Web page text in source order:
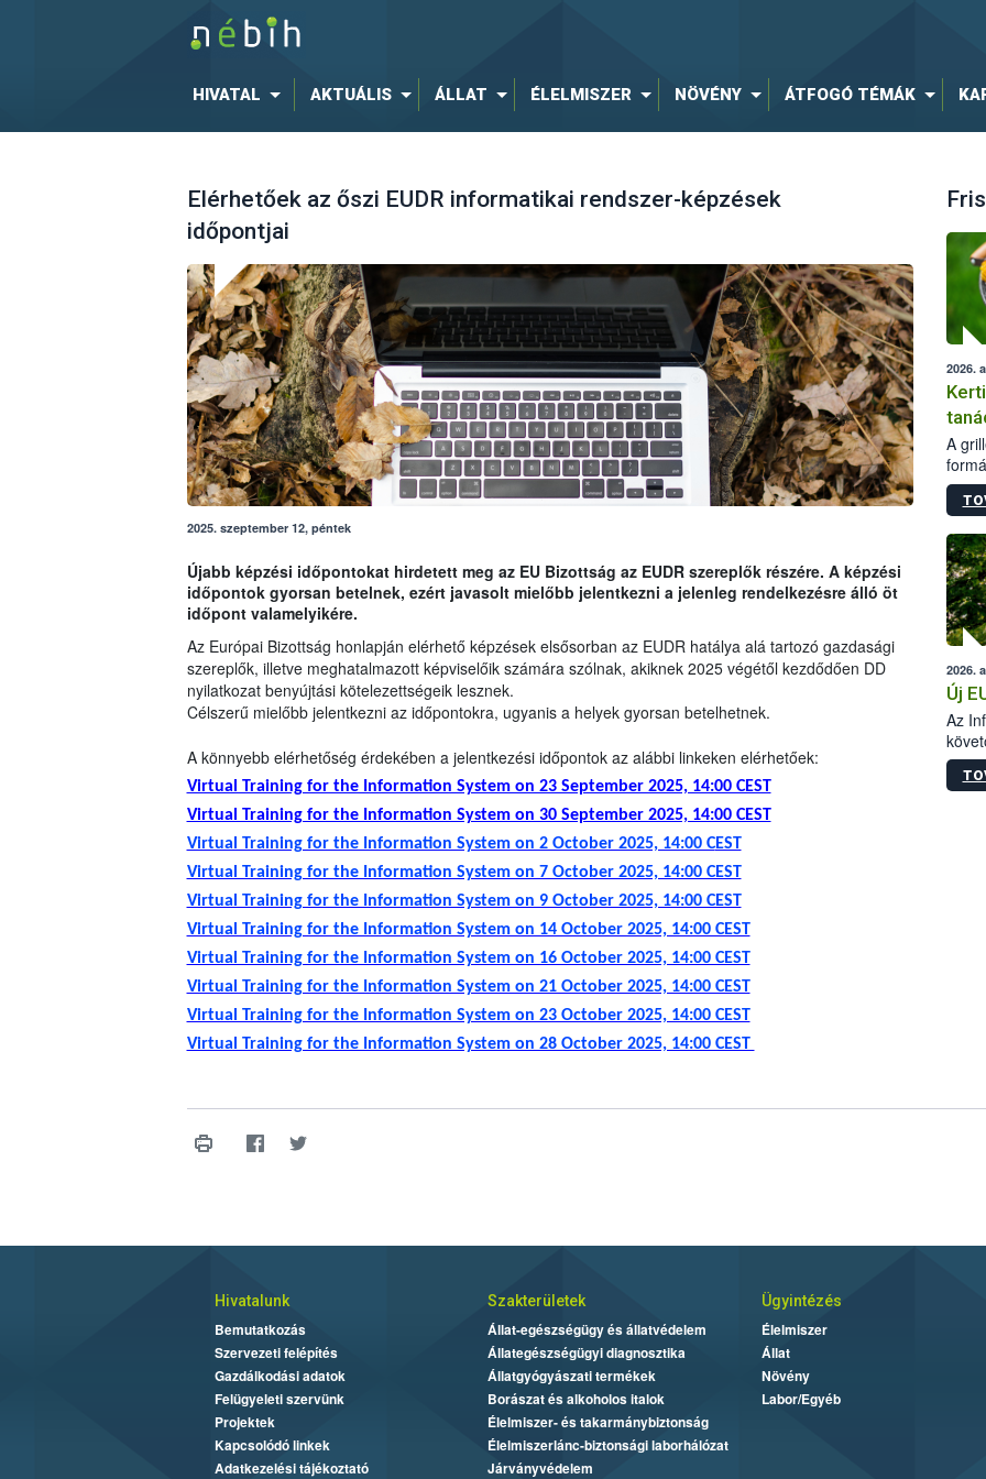
HIVATAL AKTUÁLIS ÁLLAT ÉLELMISZER NÖVÉNY ÁTFOGÓ TÉMÁK
Elérhetőek az őszi EUDR informatikai rendszer-képzések
időpontjai
2025. szeptember 12, péntek
Újabb képzési időpontokat hirdetett meg az EU Bizottság az EUDR szereplők részére. A képzési
időpontok gyorsan betelnek, ezért javasolt mielőbb jelentkezni a jelenleg rendelkezésre álló öt
időpont valamelyikére.
Az Európai Bizottság honlapján elérhető képzések elsősorban az EUDR hatálya alá tartozó gazdasági
szereplők, illetve meghatalmazott képviselőik számára szólnak, akiknek 2025 végétől kezdődően DD
nyilatkozat benyújtási kötelezettségeik lesznek.
Célszerű mielőbb jelentkezni az időpontokra, ugyanis a helyek gyorsan betelhetnek.
A könnyebb elérhetőség érdekében a jelentkezési időpontok az alábbi linkeken elérhetőek:
Virtual Training for the Information System on 23 September 2025, 14:00 CEST
Virtual Training for the Information System on 30 September 2025, 14:00 CEST
Virtual Training for the Information System on 2 October 2025, 14:00 CEST
Virtual Training for the Information System on 7 October 2025, 14:00 CEST
Virtual Training for the Information System on 9 October 2025, 14:00 CEST
Virtual Training for the Information System on 14 October 2025, 14:00 CEST
Virtual Training for the Information System on 16 October 2025, 14:00 CEST
Virtual Training for the Information System on 21 October 2025, 14:00 CEST
Virtual Training for the Information System on 23 October 2025, 14:00 CEST
Virtual Training for the Information System on 28 October 2025, 14:00 CEST
2026.
A
a
2026.
Új
Az
Hivatalunk
Bemutatkozás
Szervezeti felépítés
Gazdálkodási adatok
Felügyeleti szervünk
Projektek
Kapcsolódó linkek
Adatkezelési tájékoztató
Szakterületek
Állat-egészségügy és állatvédelem
Állategészségügyi diagnosztika
Állatgyógyászati termékek
Borászat és alkoholos italok
Élelmiszer- és takarmánybiztonság
Élelmiszerlánc-biztonsági laborhálózat
Járványvédelem
Ügyintézés
Élelmiszer
Állat
Növény
Labor/Egyéb